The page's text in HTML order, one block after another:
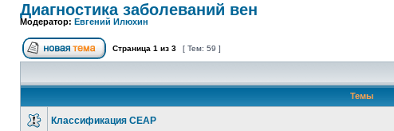
Диагностика заболеваний вен
Модератор: Евгений Илюхин
Страница 1 из 3 [ Тем: 59 ]
Темы
Классификация CEAP